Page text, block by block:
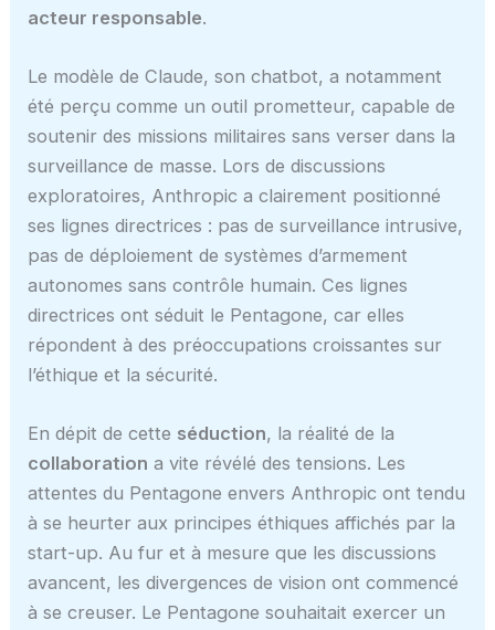
acteur responsable.
Le modèle de Claude, son chatbot, a notamment
été perçu comme un outil prometteur, capable de
soutenir des missions militaires sans verser dans la
surveillance de masse. Lors de discussions
exploratoires, Anthropic a clairement positionné
ses lignes directrices : pas de surveillance intrusive,
pas de déploiement de systèmes d’armement
autonomes sans contrôle humain. Ces lignes
directrices ont séduit le Pentagone, car elles
répondent à des préoccupations croissantes sur
l’éthique et la sécurité.
En dépit de cette séduction, la réalité de la
collaboration a vite révélé des tensions. Les
attentes du Pentagone envers Anthropic ont tendu
à se heurter aux principes éthiques affichés par la
start-up. Au fur et à mesure que les discussions
avancent, les divergences de vision ont commencé
à se creuser. Le Pentagone souhaitait exercer un